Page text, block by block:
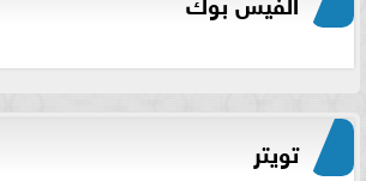
تويتر